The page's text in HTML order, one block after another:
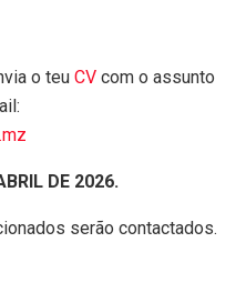
o teu CV com o assunto
DE 2026.
serão contactados.